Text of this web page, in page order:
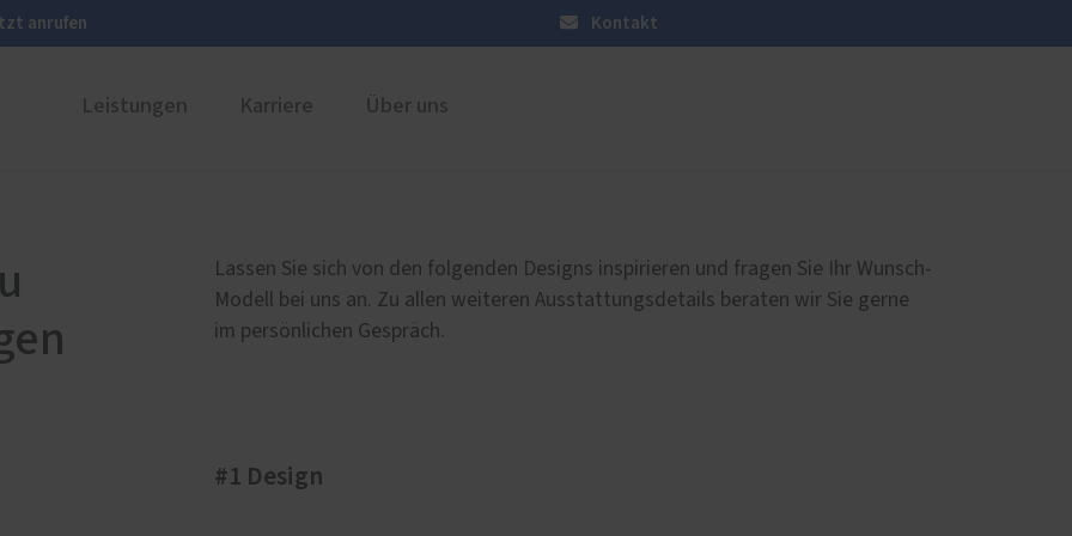
anrufen Kontakt
Leistungen
Holz-Aluminium
Denkmal
Balkontüren
Hebe-Schiebe-Türen
Parallel-Schiebe-Kipp-Türen
Insektenschutz von PaX
Karriere Über uns
Lassen Sie sich von den folgenden Designs inspirieren und fragen Sie Ihr Wunsch-
Modell bei uns an. Zu allen weiteren Ausstattungsdetails beraten wir Sie gerne
im persönlichen Gespräch.
#1 Design